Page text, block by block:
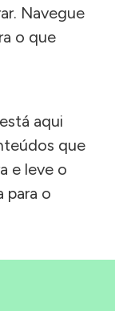
Navegue
o que
aqui
que
e leve o
para o